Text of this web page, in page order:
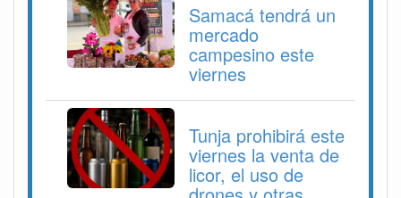
Samacá tendrá un
mercado
campesino este
viernes
Tunja prohibirá este
viernes la venta de
licor, el uso de